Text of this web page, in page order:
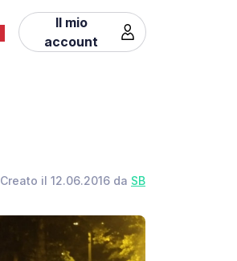
Il mio
account
Creato il 12.06.2016 da SB